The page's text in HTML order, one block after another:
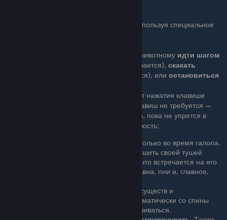
На ручном быкоящере можно кататься, используя специальное
Во время поездки игрок может приказать животному идти шагом
,(выносливость медленно восстанавливается), скакать
, (выносливость расходуется), или остановиться
Ящер будет следовать туда, куда в момент нажатия клавиши
показывал прицел. Повторное нажатие клавиш не требуется —
животное будет само двигаться по прямой, пока не упрется в
препятствие или не израсходует выносливость;
Навык верховой езды прокачивается только во время галопа.
Во время галопа, быкоящер будет крушить своей тушей
(нанося примерно 80 ед. урона) все, что встречается на его
пути: молодые деревца, лежащие бревна, пни и, главное,
Ресурсы, выпавшие из растоптанных существ и
растительности, не подбираются автоматически со спины
животного. Придется каждый раз спешиваться.